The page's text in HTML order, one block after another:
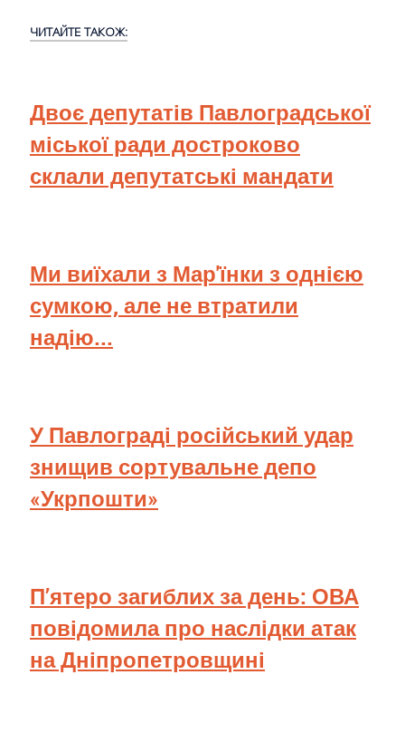
ЧИТАЙТЕ ТАКОЖ:
Двоє депутатів Павлоградської
міської ради достроково
склали депутатські мандати
Ми виїхали з Мар'їнки з однією
сумкою, але не втратили
надію...
У Павлограді російський удар
знищив сортувальне депо
«Укрпошти»
П’ятеро загиблих за день: ОВА
повідомила про наслідки атак
на Дніпропетровщині